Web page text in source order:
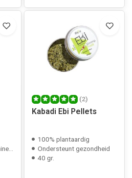
(2)
Kabadi Ebi Pellets
100% plantaardig
Ondersteunt gezondheid
40 gr.